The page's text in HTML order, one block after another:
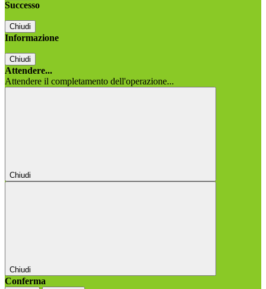
Successo
Chiudi
Informazione
Chiudi
Attendere...
Attendere il completamento dell'operazione...
Chiudi
Chiudi
Conferma